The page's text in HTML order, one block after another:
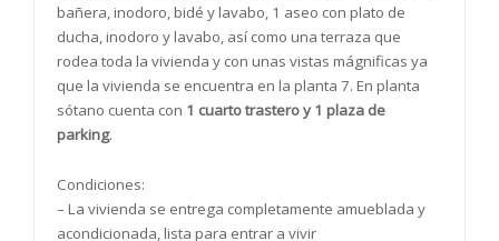
bañera, inodoro, bidé y lavabo, 1 aseo con plato de
ducha, inodoro y lavabo, así como una terraza que
rodea toda la vivienda y con unas vistas mágnificas ya
que la vivienda se encuentra en la planta 7. En planta
sótano cuenta con 1 cuarto trastero y 1 plaza de
parking.
Condiciones:
– La vivienda se entrega completamente amueblada y
acondicionada, lista para entrar a vivir